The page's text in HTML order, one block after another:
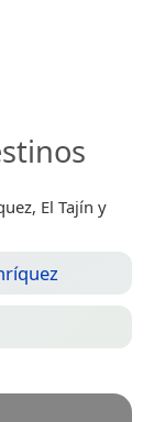
El Tajín y